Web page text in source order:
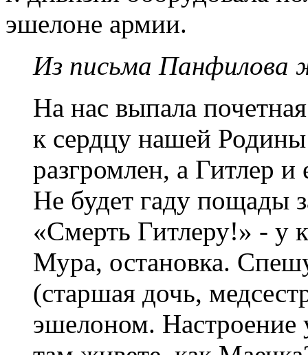
эшелоне армии.
Из письма Панфилова
На нас выпала
к сердцу нашей
разгромлен, а Гитлер
Не будет гаду пощады
«Смерть Гитлеру!» - у
Мура, остановка.
(старшая дочь,
эшелоном. Настроение